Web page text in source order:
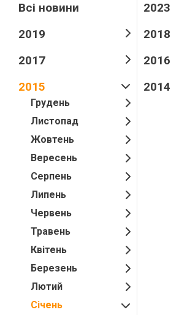
Всі новини
2023
2019
2018
2017
2016
2015
Грудень
Листопад
Жовтень
Вересень
Серпень
Липень
Червень
Травень
Квітень
Березень
Лютий
Січень
2014